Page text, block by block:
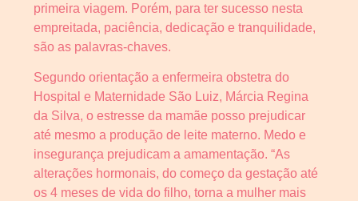
primeira viagem. Porém, para ter sucesso nesta
empreitada, paciência, dedicação e tranquilidade,
são as palavras-chaves.
Segundo orientação a enfermeira obstetra do
Hospital e Maternidade São Luiz, Márcia Regina
da Silva, o estresse da mamãe posso prejudicar
até mesmo a produção de leite materno. Medo e
insegurança prejudicam a amamentação. “As
alterações hormonais, do começo da gestação até
os 4 meses de vida do filho, torna a mulher mais